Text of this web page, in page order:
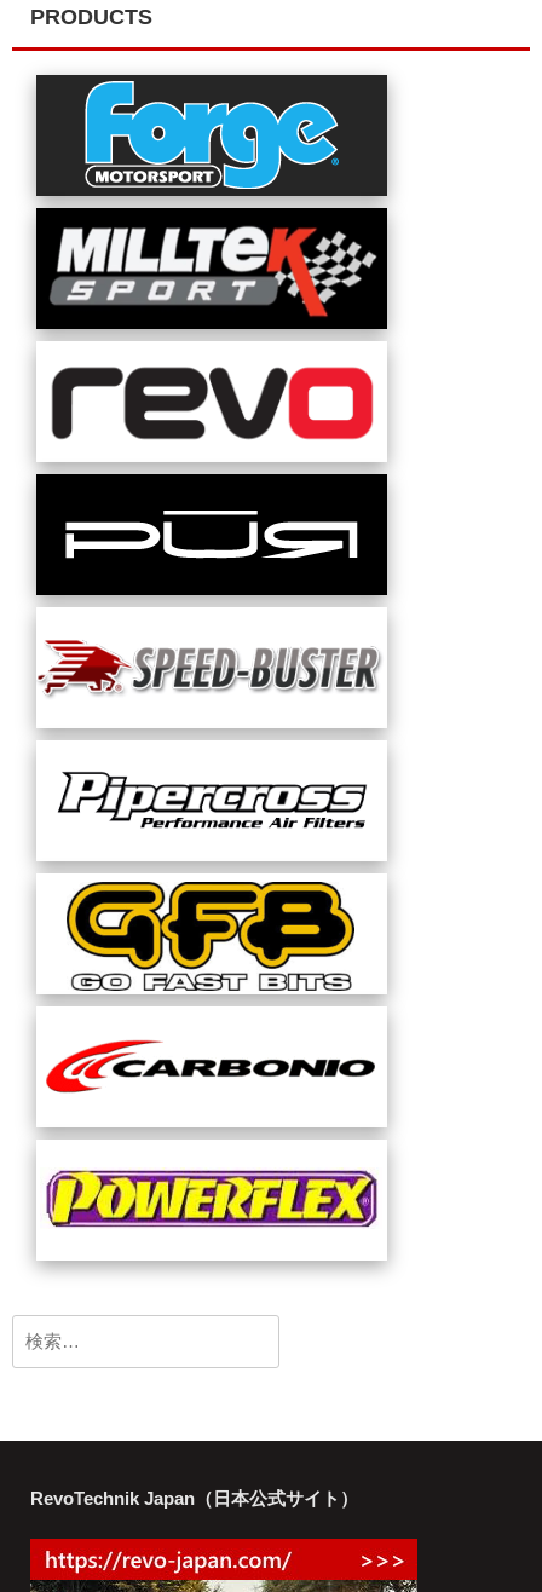
PRODUCTS
索:
RevoTechnik Japan（日本公式サイト）